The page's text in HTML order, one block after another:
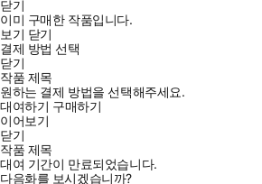
닫기
이미 구매한 작품입니다.
보기 닫기
결제 방법 선택
닫기
작품 제목
원하는 결제 방법을 선택해주세요.
대여하기 구매하기
이어보기
닫기
작품 제목
대여 기간이 만료되었습니다.
다음화를 보시겠습니까?